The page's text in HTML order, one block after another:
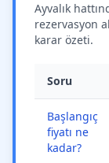
Ayvalık
rezervasyon
karar özeti.
Soru
Başlangıç
fiyatı ne
kadar?